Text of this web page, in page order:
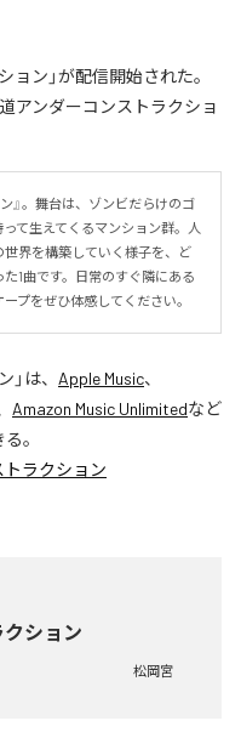
ン」が配信開始された。
アンダーコンストラクショ
』。舞台は、ゾンビだらけのゴ
って生えてくるマンション群。人
界を構築していく様子を、ど
1曲です。日常のすぐ隣にある
プをぜひ体感してください。
」は、 Apple Music、
Amazon Music Unlimitedなど
。
ラクション
ション
松岡宮